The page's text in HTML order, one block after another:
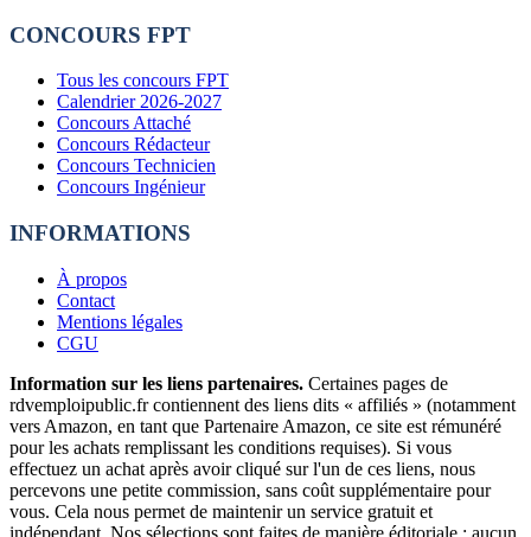
CONCOURS FPT
Tous les concours FPT
Calendrier 2026-2027
Concours Attaché
Concours Rédacteur
Concours Technicien
Concours Ingénieur
INFORMATIONS
À propos
Contact
Mentions légales
CGU
Information sur les liens partenaires. Certaines pages de
rdvemploipublic.fr contiennent des liens dits « affiliés » (notamment
vers Amazon, en tant que Partenaire Amazon, ce site est rémunéré
pour les achats remplissant les conditions requises). Si vous
effectuez un achat après avoir cliqué sur l'un de ces liens, nous
percevons une petite commission, sans coût supplémentaire pour
vous. Cela nous permet de maintenir un service gratuit et
indépendant. Nos sélections sont faites de manière éditoriale : aucun